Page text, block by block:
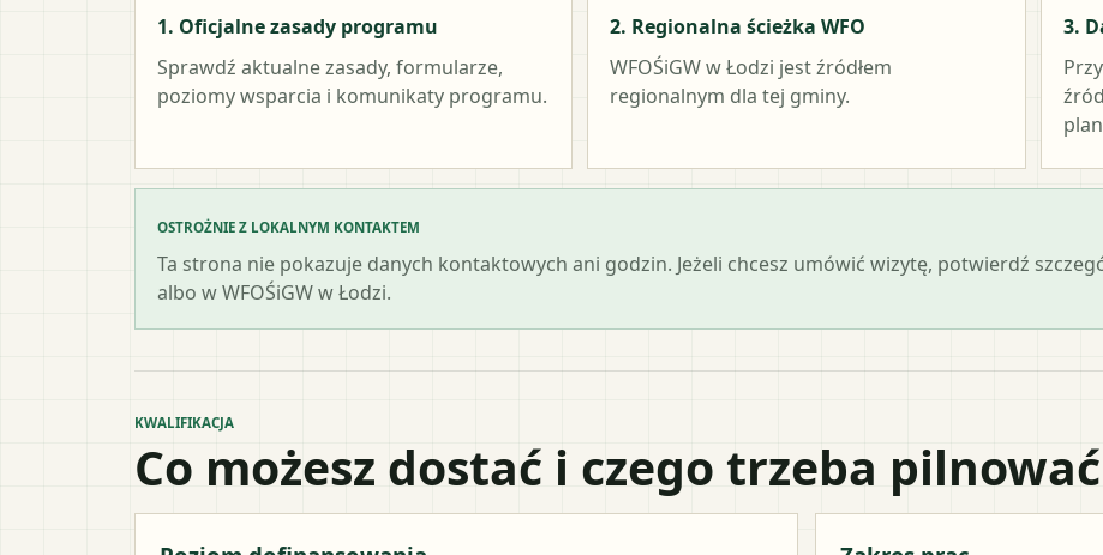
1. Oficjalne zasady programu
Sprawdź aktualne zasady, formularze,
poziomy wsparcia i komunikaty programu.
2. Regionalna ścieżka WFO
WFOŚiGW w Łodzi jest źródłem
regionalnym dla tej gminy.
3.
OSTROŻNIE Z LOKALNYM KONTAKTEM
Ta strona nie pokazuje danych kontaktowych ani godzin. Jeżeli chcesz umówić wizytę, potwierdź
albo w WFOŚiGW w Łodzi.
KWALIFIKACJA
Co możesz dostać i czego trzeba pilnować